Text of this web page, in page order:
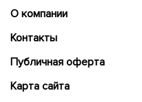
О компании
Контакты
Публичная оферта
Карта сайта